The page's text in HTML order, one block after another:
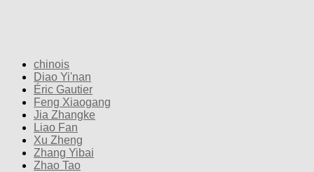
chinois
Diao Yi'nan
Éric Gautier
Feng Xiaogang
Jia Zhangke
Liao Fan
Xu Zheng
Zhang Yibai
Zhao Tao